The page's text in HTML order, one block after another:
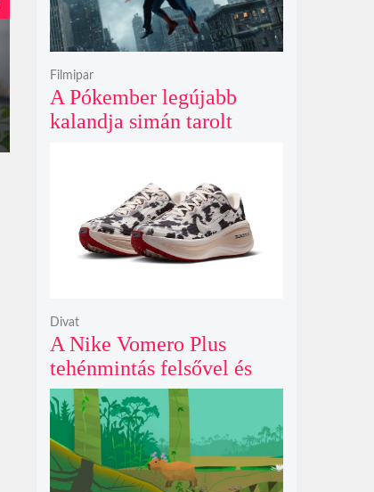
A Pókember legújabb
kalandja simán tarolt
második hétvégéjén
Filmipar
A Nike Vomero Plus
tehénmintás felsővel és
vitorlavászon póniló
Swoosh-sal legelészik a
reflektorfényben
Divat